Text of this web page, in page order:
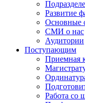
Развитие
Основные
СМИ о нас
Аудитории
Поступающим
Приемная
Работа со